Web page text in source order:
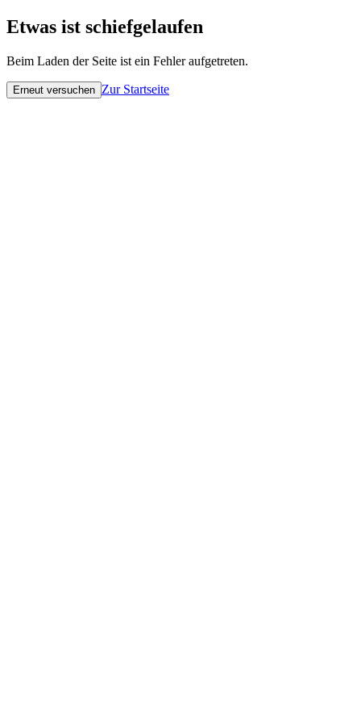
Etwas ist schiefgelaufen
Beim Laden der Seite ist ein Fehler aufgetreten.
Erneut versuchen Zur Startseite